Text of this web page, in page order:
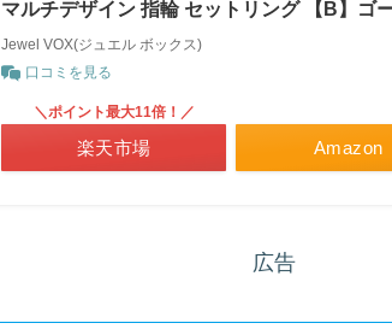
マルチデザイン 指輪 セットリング 【B】ゴ
Jewel VOX(ジュエル ボックス)
口コミを見る
Amazon
＼ポイント最大11倍！／
楽天市場
広告